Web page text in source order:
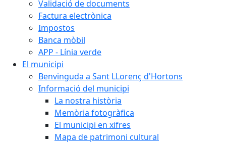
Validació de documents
Factura electrònica
Impostos
Banca mòbil
APP - Línia verde
El municipi
Benvinguda a Sant LLorenç d'Hortons
Informació del municipi
La nostra història
Memòria fotogràfica
El municipi en xifres
Mapa de patrimoni cultural